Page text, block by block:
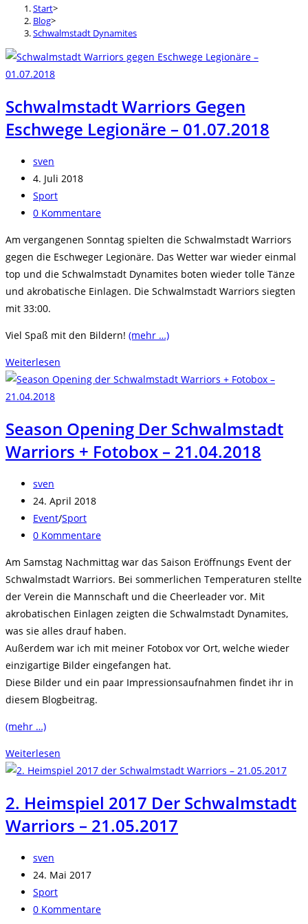
Start>
Blog>
Schwalmstadt Dynamites
Schwalmstadt Warriors Gegen
Eschwege Legionäre – 01.07.2018
Beitrags-
Autor:
sven
Beitrag
veröffentlicht:
4. Juli 2018
Beitrags-
Kategorie:
Sport
Beitrags-
0 Kommentare
Am vergangenen Sonntag spielten die Schwalmstadt Warriors
gegen die Eschweger Legionäre. Das Wetter war wieder einmal
top und die Schwalmstadt Dynamites boten wieder tolle Tänze
und akrobatische Einlagen. Die Schwalmstadt Warriors siegten
mit 33:00.
Viel Spaß mit den Bildern! (mehr …)
Weiterlesen
Warriors
Legionäre
–
01.07.2018
Season Opening Der Schwalmstadt
Warriors + Fotobox – 21.04.2018
Beitrags-
Autor:
sven
Beitrag
veröffentlicht:
24. April 2018
Beitrags-
Kategorie:
Event/Sport
Beitrags-
0 Kommentare
Am Samstag Nachmittag war das Saison Eröffnungs Event der
Schwalmstadt Warriors. Bei sommerlichen Temperaturen stellte
der Verein die Mannschaft und die Cheerleader vor. Mit
akrobatischen Einlagen zeigten die Schwalmstadt Dynamites,
was sie alles drauf haben.
Außerdem war ich mit meiner Fotobox vor Ort, welche wieder
einzigartige Bilder eingefangen hat.
Diese Bilder und ein paar Impressionsaufnahmen findet ihr in
diesem Blogbeitrag.
(mehr …)
Weiterlesen
Opening
Schwalmstadt
Warriors
+
–
2. Heimspiel 2017 Der Schwalmstadt
Warriors – 21.05.2017
Beitrags-
Autor:
sven
Beitrag
veröffentlicht:
24. Mai 2017
Beitrags-
Kategorie:
Sport
Beitrags-
0 Kommentare